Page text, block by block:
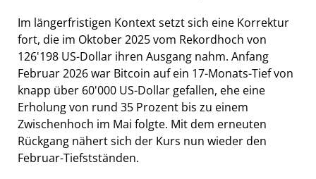
Im längerfristigen Kontext setzt sich eine Korrektur
fort, die im Oktober 2025 vom Rekordhoch von
126'198 US-Dollar ihren Ausgang nahm. Anfang
Februar 2026 war Bitcoin auf ein 17-Monats-Tief von
knapp über 60'000 US-Dollar gefallen, ehe eine
Erholung von rund 35 Prozent bis zu einem
Zwischenhoch im Mai folgte. Mit dem erneuten
Rückgang nähert sich der Kurs nun wieder den
Februar-Tiefstständen.